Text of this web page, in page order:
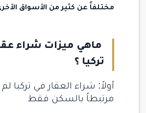
مختلفاً عن كثير من الأسواق
ماهي ميزات شراء
تركيا ؟
أولاً: شراء العقار في تركيا
مرتبطاً بالسكن فقط